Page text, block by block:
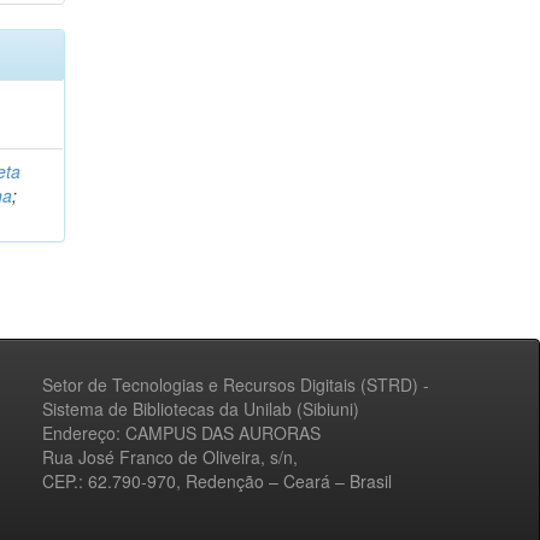
;
Setor de Tecnologias e Recursos Digitais (STRD) -
Sistema de Bibliotecas da Unilab (Sibiuni)
Endereço: CAMPUS DAS AURORAS
Rua José Franco de Oliveira, s/n,
CEP.: 62.790-970, Redenção – Ceará – Brasil